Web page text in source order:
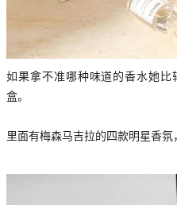
如果拿不准哪种味道的香水她
盒。
里面有梅森马吉拉的四款明星香